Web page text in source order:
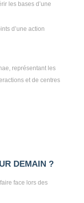
les bases d’une
d’une action
représentant les
et de centres
DEMAIN ?
face lors des